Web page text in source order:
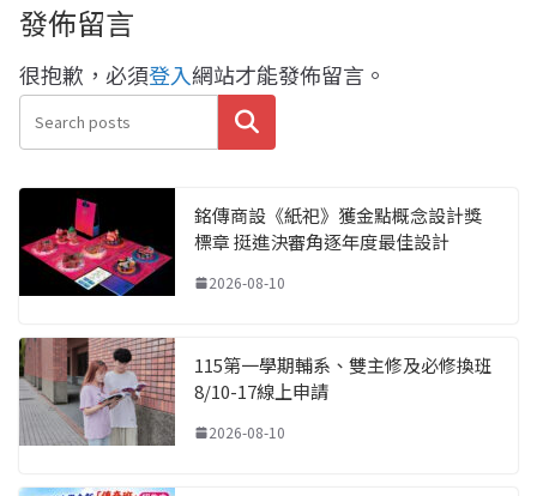
發佈留言
很抱歉，必須登入網站才能發佈留言。
搜尋
銘傳商設《紙祀》獲金點概念設計獎
標章 挺進決審角逐年度最佳設計
2026-08-10
115第一學期輔系、雙主修及必修換班
8/10-17線上申請
2026-08-10